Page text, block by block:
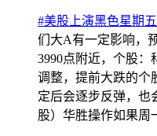
#美股上演黑色星期
们大A有一定影响，
3990点附近，个股：
调整，提前大跌的个
定后会逐步反弹，也
股）华胜操作如果周